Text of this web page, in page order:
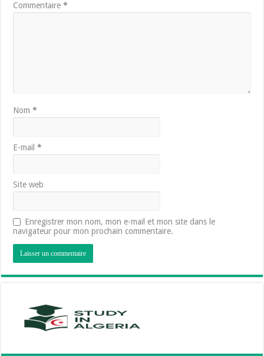
Commentaire*
Nom*
E-mail*
Site web
Enregistrer mon nom, mon e-mail et mon site dans le
navigateur pour mon prochain commentaire.